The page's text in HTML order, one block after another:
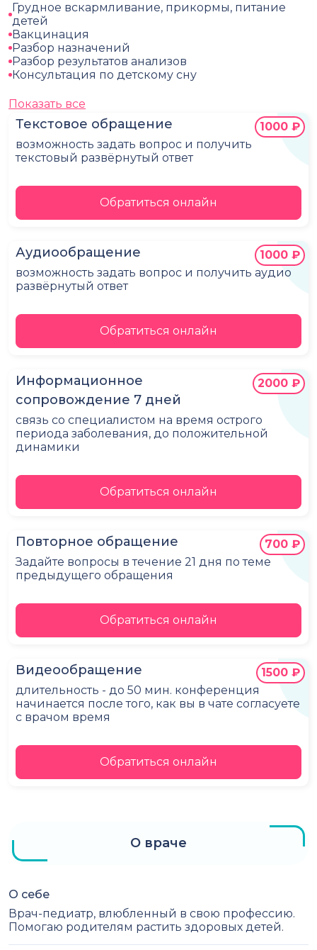
Текстовое обращение
возможность задать вопрос и получить
текстовый развёрнутый ответ
1000 ₽
Обратиться онлайн
Аудиообращение
возможность задать вопрос и получить аудио
развёрнутый ответ
1000 ₽
Обратиться онлайн
Информационное
сопровождение 7 дней
связь со специалистом на время острого
периода заболевания, до положительной
динамики
2000 ₽
Обратиться онлайн
Повторное обращение
Задайте вопросы в течение 21 дня по теме
предыдущего обращения
700 ₽
Обратиться онлайн
Видеообращение
длительность - до 50 мин. конференция
начинается после того, как вы в чате согласуете
с врачом время
1500 ₽
Обратиться онлайн
Грудное вскармливание, прикормы, питание
детей
Вакцинация
Разбор назначений
Разбор результатов анализов
Консультация по детскому сну
Показать все
О враче
О себе
Врач-педиатр, влюбленный в свою профессию.
Помогаю родителям растить здоровых детей.